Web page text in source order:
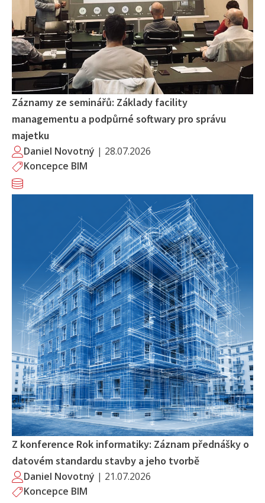
Záznamy ze seminářů: Základy facility
managementu a podpůrné softwary pro správu
majetku
Daniel Novotný | 28.07.2026
Koncepce BIM
Z konference Rok informatiky: Záznam přednášky o
datovém standardu stavby a jeho tvorbě
Daniel Novotný | 21.07.2026
Koncepce BIM